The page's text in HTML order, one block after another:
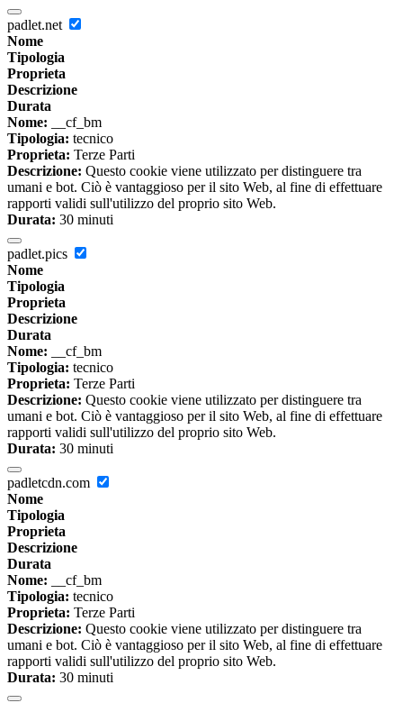
padlet.net
Nome
Tipologia
Proprieta
Descrizione
Durata
Nome: __cf_bm
Tipologia: tecnico
Proprieta: Terze Parti
Descrizione: Questo cookie viene utilizzato per distinguere tra
umani e bot. Ciò è vantaggioso per il sito Web, al fine di effettuare
rapporti validi sull'utilizzo del proprio sito Web.
Durata: 30 minuti
padlet.pics
Nome
Tipologia
Proprieta
Descrizione
Durata
Nome: __cf_bm
Tipologia: tecnico
Proprieta: Terze Parti
Descrizione: Questo cookie viene utilizzato per distinguere tra
umani e bot. Ciò è vantaggioso per il sito Web, al fine di effettuare
rapporti validi sull'utilizzo del proprio sito Web.
Durata: 30 minuti
padletcdn.com
Nome
Tipologia
Proprieta
Descrizione
Durata
Nome: __cf_bm
Tipologia: tecnico
Proprieta: Terze Parti
Descrizione: Questo cookie viene utilizzato per distinguere tra
umani e bot. Ciò è vantaggioso per il sito Web, al fine di effettuare
rapporti validi sull'utilizzo del proprio sito Web.
Durata: 30 minuti